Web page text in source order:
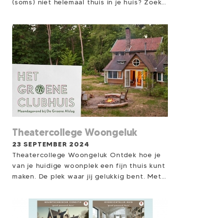
(soms) niet helemaal thuis in je huis? Zoek
je eigen woning en woonomgeving te
kijken? Kom dan naar Theatercollege
Woongeluk op 8 november bij de Theetuin
Eemnes / Brave Hendrik. In slechts 1,5 uur
deel ik mijn kennis en ervaring als
onderzoeker op het gebied van woongeluk
en inspireer ik je om positieve
veranderingen aan te brengen in je eigen
woonomgeving.
Theatercollege Woongeluk
23 SEPTEMBER 2024
Theatercollege Woongeluk Ontdek hoe je
van je huidige woonplek een fijn thuis kunt
maken. De plek waar jij gelukkig bent. Met
gebaseerd op wetenschappelijke kennis uit
de omgevingspsychologie en geluks-